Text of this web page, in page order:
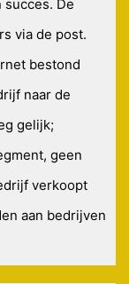
succes. De
via de post.
bestond
naar de
gelijk;
geen
verkoopt
aan bedrijven